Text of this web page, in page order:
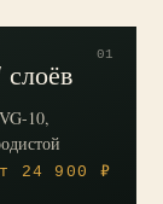
01
10,
24 900 ₽